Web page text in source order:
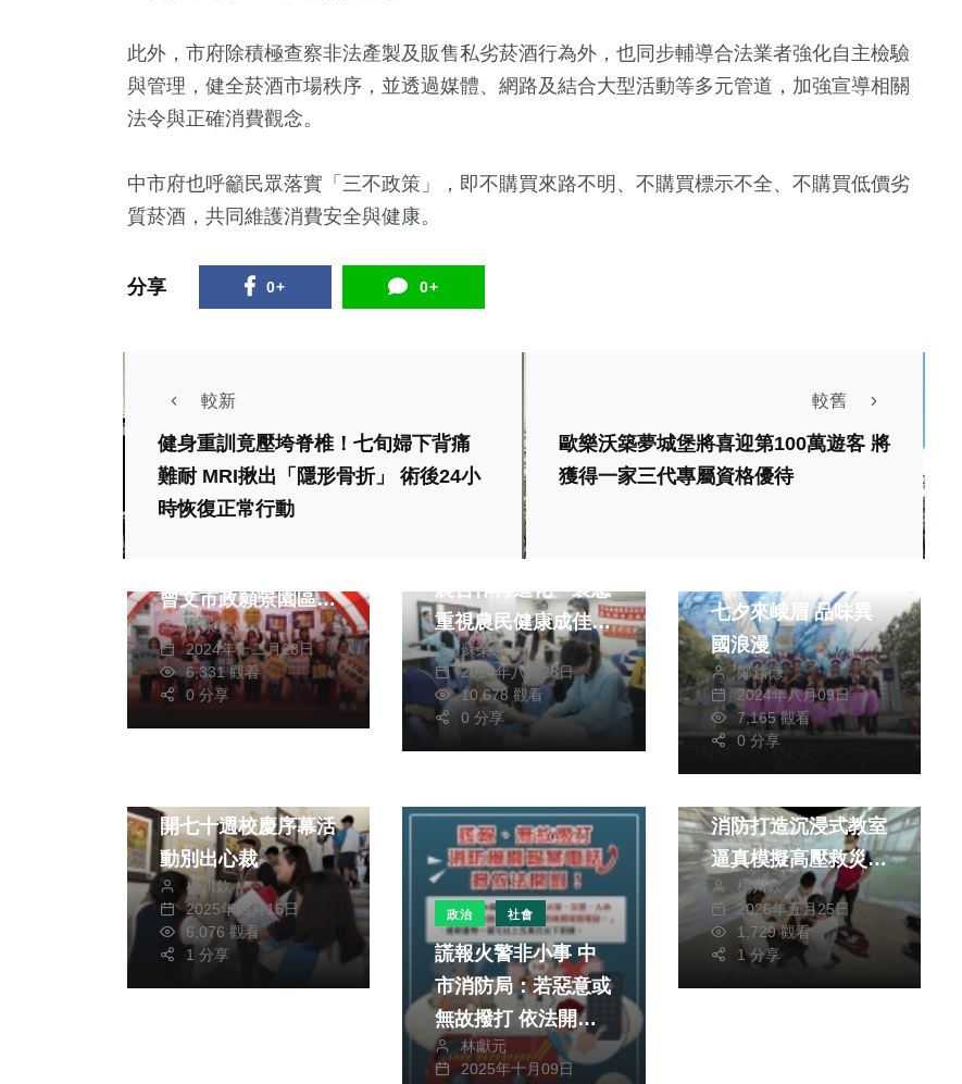
此外，市府除積極查察非法產製及販售私劣菸酒行為外，也同步輔導合法業者強化自主檢驗
與管理，健全菸酒市場秩序，並透過媒體、網路及結合大型活動等多元管道，加強宣導相關
法令與正確消費觀念。
中市府也呼籲民眾落實「三不政策」，即不購買來路不明、不購買標示不全、不購買低價劣
質菸酒，共同維護消費安全與健康。
分享 0+ 0+
較新
健身重訓竟壓垮脊椎！七旬婦下背痛
難耐 MRI揪出「隱形骨折」 術後24小
時恢復正常行動
較舊
歐樂沃築夢城堡將喜迎第100萬遊客 將
獲得一家三代專屬資格優待
社會 生活
曾文市政願景園區熱
鬧登場 南市勞工局
113年業務成果獲獎
無數 展現勞動新活
力
黃永豐
2024年十二月28日
6,331 觀看
0 分享
生活 健康及醫療
（影音）／產官學醫
農合作再進化 褒忠
重視農民健康成佳
話！蘇榮泉
2024年八月28日
10,678 觀看
0 分享
七夕來峨眉 品味異
國浪漫
鄭銘德
2024年八月09日
7,165 觀看
0 分享
開七十週校慶序幕活
動別出心裁
楊川欽
2025年四月15日
6,076 觀看
1 分享
政治 社會
謊報火警非小事 中
市消防局：若惡意或
無故撥打 依法開罰1
萬元！
林獻元
2025年十月09日
消防打造沉浸式教室
逼真模擬高壓救災現
場 楊川欽
2026年五月25日
1,729 觀看
1 分享
2024總統大選 政治 影視 2023金鐘獎 司法放大鏡